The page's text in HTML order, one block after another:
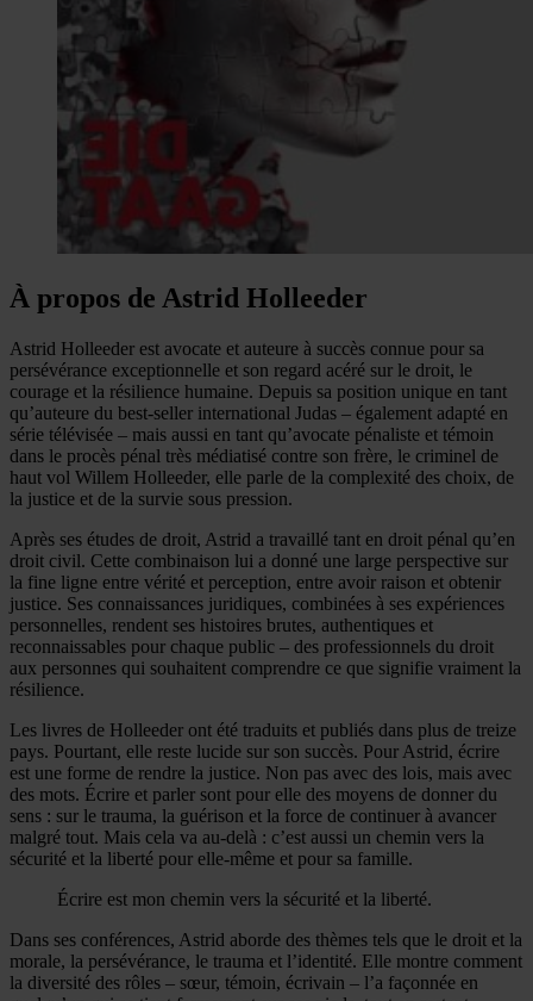
À propos de Astrid Holleeder
Astrid Holleeder est avocate et auteure à succès connue pour sa
persévérance exceptionnelle et son regard acéré sur le droit, le
courage et la résilience humaine. Depuis sa position unique en tant
qu’auteure du best-seller international Judas – également adapté en
série télévisée – mais aussi en tant qu’avocate pénaliste et témoin
dans le procès pénal très médiatisé contre son frère, le criminel de
haut vol Willem Holleeder, elle parle de la complexité des choix, de
la justice et de la survie sous pression.
Après ses études de droit, Astrid a travaillé tant en droit pénal qu’en
droit civil. Cette combinaison lui a donné une large perspective sur
la fine ligne entre vérité et perception, entre avoir raison et obtenir
justice. Ses connaissances juridiques, combinées à ses expériences
personnelles, rendent ses histoires brutes, authentiques et
reconnaissables pour chaque public – des professionnels du droit
aux personnes qui souhaitent comprendre ce que signifie vraiment la
résilience.
Les livres de Holleeder ont été traduits et publiés dans plus de treize
pays. Pourtant, elle reste lucide sur son succès. Pour Astrid, écrire
est une forme de rendre la justice. Non pas avec des lois, mais avec
des mots. Écrire et parler sont pour elle des moyens de donner du
sens : sur le trauma, la guérison et la force de continuer à avancer
malgré tout. Mais cela va au-delà : c’est aussi un chemin vers la
sécurité et la liberté pour elle-même et pour sa famille.
Écrire est mon chemin vers la sécurité et la liberté.
Dans ses conférences, Astrid aborde des thèmes tels que le droit et la
morale, la persévérance, le trauma et l’identité. Elle montre comment
la diversité des rôles – sœur, témoin, écrivain – l’a façonnée en